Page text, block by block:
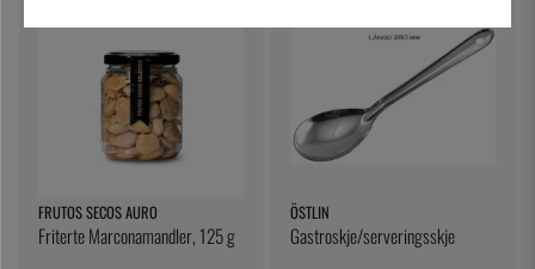
FRUTOS SECOS AURO
Friterte Marconamandler, 125 g
ÖSTLIN
Gastroskje/serveringsskje